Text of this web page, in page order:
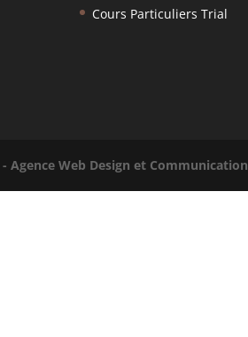
Cours Particuliers Trial
- Agence Web Design et Communication